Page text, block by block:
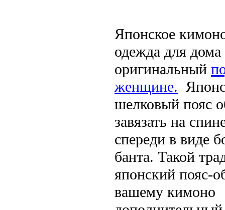
Японское
одежда для дома
оригинальный
женщине.
шелковый пояс
завязать на
спереди в виде
банта. Такой
японский пояс-
вашему кимоно